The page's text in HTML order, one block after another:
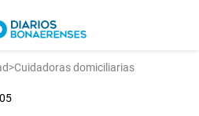
>Cuidadoras domiciliarias